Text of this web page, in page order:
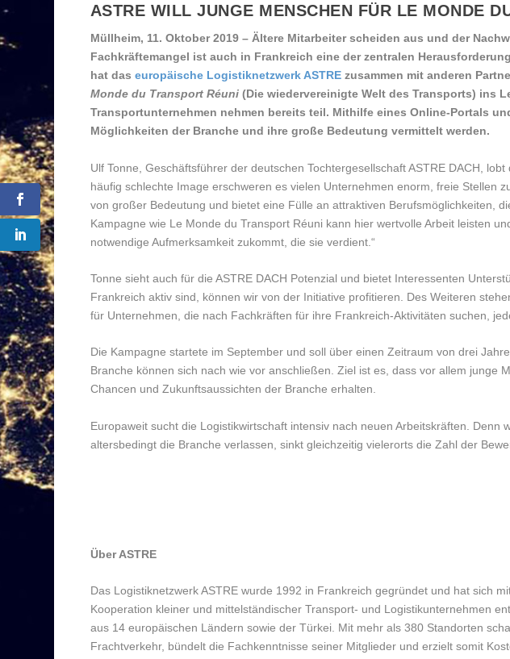
ASTRE WILL JUNGE MENSCHEN FÜR LE MONDE
Müllheim, 11. Oktober 2019 – Ältere Mitarbeiter scheiden aus und der
Fachkräftemangel ist auch in Frankreich eine der zentralen
hat das europäische Logistiknetzwerk ASTREzusammen mit anderen
Monde du Transport Réuni(Die wiedervereinigte Welt des Transports) ins
Transportunternehmen nehmen bereits teil. Mithilfe eines Online-Portals
Möglichkeiten der Branche und ihre große Bedeutung vermittelt werden.
Ulf Tonne, Geschäftsführer der deutschen Tochtergesellschaft ASTRE DACH,
häufig schlechte Image erschweren es vielen Unternehmen enorm, freie Stellen
von großer Bedeutung und bietet eine Fülle an attraktiven Berufsmöglichkeiten,
Kampagne wie Le Monde du Transport Réuni kann hier wertvolle Arbeit leisten
notwendige Aufmerksamkeit zukommt, die sie verdient.“
Tonne sieht auch für die ASTRE DACH Potenzial und bietet Interessenten
Frankreich aktiv sind, können wir von der Initiative profitieren. Des Weiteren
für Unternehmen, die nach Fachkräften für ihre Frankreich-Aktivitäten suchen,
Die Kampagne startete im September und soll über einen Zeitraum von drei
Branche können sich nach wie vor anschließen. Ziel ist es, dass vor allem junge
Chancen und Zukunftsaussichten der Branche erhalten.
Europaweit sucht die Logistikwirtschaft intensiv nach neuen Arbeitskräften. Denn
altersbedingt die Branche verlassen, sinkt gleichzeitig vielerorts die Zahl der
Über ASTRE
Das Logistiknetzwerk ASTRE wurde 1992 in Frankreich gegründet und hat sich
Kooperation kleiner und mittelständischer Transport- und Logistikunternehmen
aus 14 europäischen Ländern sowie der Türkei. Mit mehr als 380 Standorten
Frachtverkehr, bündelt die Fachkenntnisse seiner Mitglieder und erzielt somit